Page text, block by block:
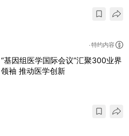
特约内容
“基因组医学国际会议”汇聚300业界
领袖 推动医学创新